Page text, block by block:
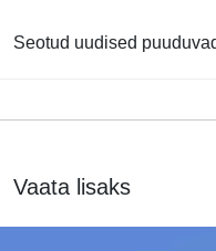
Seotud uudised
Vaata lisaks